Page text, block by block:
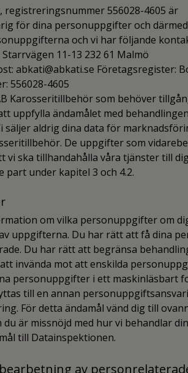
registreringsnummer 556028-4605 är
för dina personuppgifter och
och vi har följande
11-13 232 61 Malmö
abkati@abkati.se Företagsregister:
556028-4605
Karosseritillbehör som behöver
uppfylla ändamålet med
säljer aldrig dina data för
De uppgifter som
vi ska tillhandahålla våra tjänster till
part under kapitel 3 och 4.2.
om vilka personuppgifter om
uppgifterna. Du har rätt att få dina
Du har rätt att begränsa
invända mot att enskilda
personuppgifter i ett maskinläsbart
till en annan
För detta ändamål vänd dig till
är missnöjd med hur vi behandlar
till Datainspektionen.
av